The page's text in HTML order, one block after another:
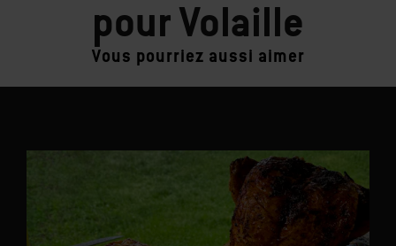
pour Volaille
Vous pourriez aussi aimer